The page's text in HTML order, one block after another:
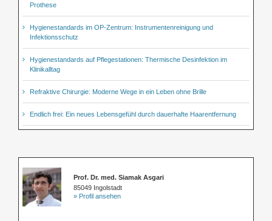
Prothese
Hygienestandards im OP-Zentrum: Instrumentenreinigung und
Infektionsschutz
Hygienestandards auf Pflegestationen: Thermische Desinfektion im
Klinikalltag
Refraktive Chirurgie: Moderne Wege in ein Leben ohne Brille
Endlich frei: Ein neues Lebensgefühl durch dauerhafte Haarentfernung
Prof. Dr. med. Siamak Asgari
85049 Ingolstadt
» Profil ansehen